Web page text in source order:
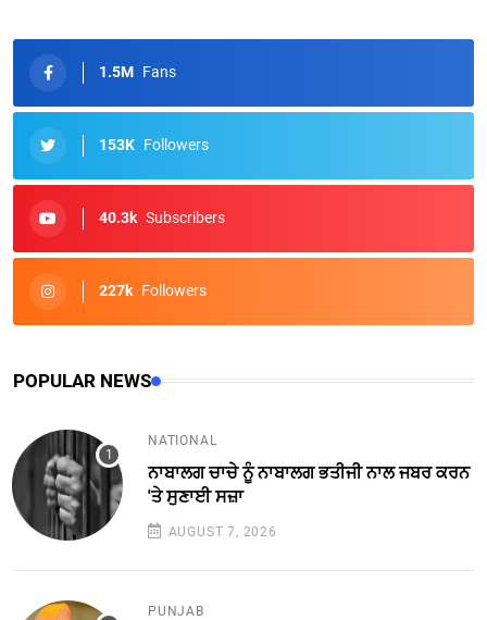
1.5M Fans
153K Followers
40.3k Subscribers
227k Followers
POPULAR NEWS
NATIONAL
ਨਾਬਾਲਗ ਚਾਚੇ ਨੂੰ ਨਾਬਾਲਗ ਭਤੀਜੀ ਨਾਲ ਜਬਰ ਕਰਨ
'ਤੇ ਸੁਣਾਈ ਸਜ਼ਾ
AUGUST 7, 2026
PUNJAB